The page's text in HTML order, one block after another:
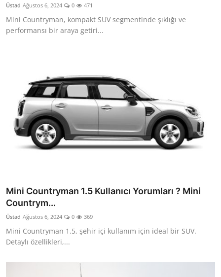
Üstad Ağustos 6, 2024 0 471
Mini Countryman, kompakt SUV segmentinde şıklığı ve
performansı bir araya getiri...
Mini Countryman 1.5 Kullanıcı Yorumları ? Mini
Countrym...
Üstad Ağustos 6, 2024 0 369
Mini Countryman 1.5, şehir içi kullanım için ideal bir SUV.
Detaylı özellikleri,...